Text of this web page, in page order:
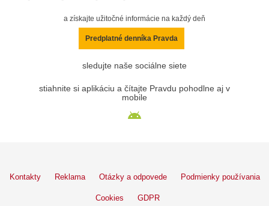
a získajte užitočné informácie na každý deň
Predplatné denníka Pravda
sledujte naše sociálne siete
stiahnite si aplikáciu a čítajte Pravdu pohodlne aj v
mobile
Kontakty Reklama Otázky a odpovede Podmienky používania
Cookies GDPR